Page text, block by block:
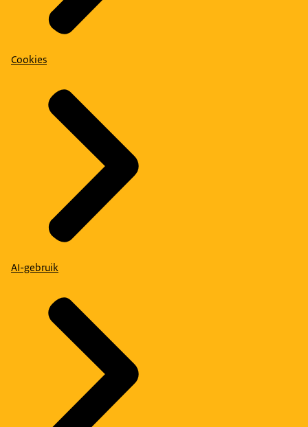
Cookies
AI-gebruik